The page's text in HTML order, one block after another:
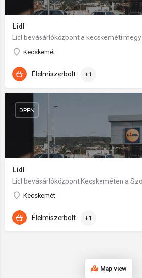
Lidl
Kecskemét
Élelmiszerbolt +1
Lidl
Lidl bevásárlóközpont Kecskeméten a
Kecskemét
OPEN
Élelmiszerbolt +1
Map view